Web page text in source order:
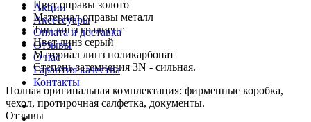
Акции
Аксессуары
Оплата и доставка
Отзывы
О нас
Гарантия качества
Контакты
Цвет оправы золото
Материал оправы металл
Тип линз градиент
Цвет линз серый
Материал линз поликарбонат
Степень затемнения 3N - сильная.
Полная оригинальная комплектация: фирменные коробка,
чехол, протирочная салфетка, документы.
Отзывы